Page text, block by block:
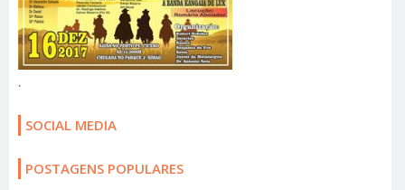
.
SOCIAL MEDIA
POSTAGENS POPULARES